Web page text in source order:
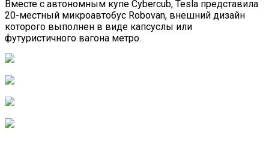
Вместе с автономным купе Cybercub, Tesla представила
20-местный микроавтобус Robovan, внешний дизайн
которого выполнен в виде капсуслы или
футуристичного вагона метро.